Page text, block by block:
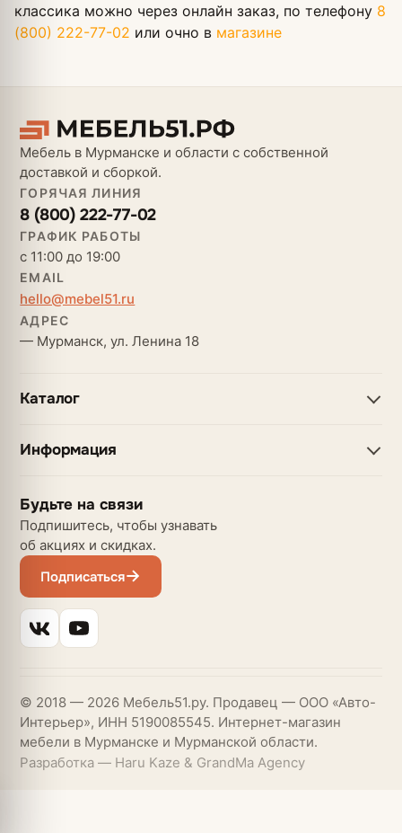
классика можно через онлайн заказ, по телефону 8
(800) 222-77-02 или очно в магазине
Мебель в Мурманске и области с собственной
доставкой и сборкой.
ГОРЯЧАЯ ЛИНИЯ
8 (800) 222-77-02
ГРАФИК РАБОТЫ
с 11:00 до 19:00
EMAIL
hello@mebel51.ru
АДРЕС
— Мурманск, ул. Ленина 18
Каталог
Информация
Будьте на связи
Подпишитесь, чтобы узнавать
об акциях и скидках.
Подписаться
© 2018 — 2026 Мебель51.ру. Продавец — ООО «Авто-
Интерьер», ИНН 5190085545. Интернет-магазин
мебели в Мурманске и Мурманской области.
Разработка — Haru Kaze & GrandMa Agency